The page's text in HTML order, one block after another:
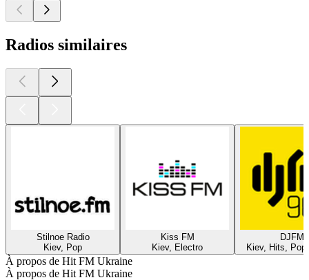
Radios similaires
Stilnoe Radio
Kiev, Pop
Kiss FM
Kiev, Electro
DJFM
Kiev, Hits,
À propos de Hit FM Ukraine
À propos de Hit FM Ukraine